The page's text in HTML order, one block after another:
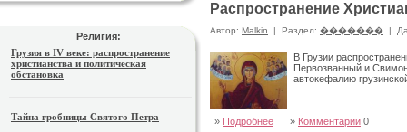
Религия:
Грузия в IV веке: распространение
христианства и политическая
обстановка
Тайна гробницы Святого Петра
Распространение
Автор: Malkin | Раздел: ������� |
В Грузии
Первозванный и
автокефалию
» Подробнее » Комментарии 0